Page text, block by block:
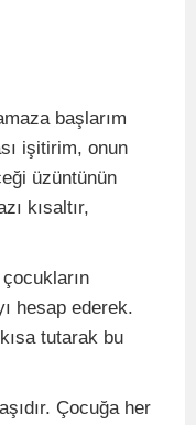
başlarım
işitirim, onun
üzüntünün
kısaltır,
hesap ederek.
tutarak bu
Çocuğa her